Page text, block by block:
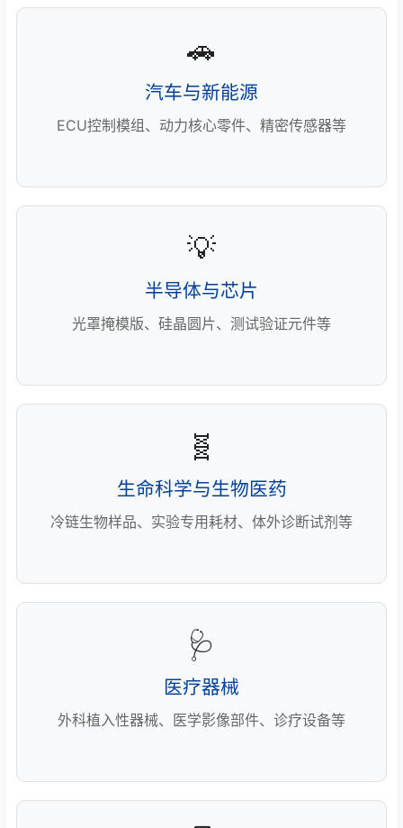
🚗
汽车与新能源
ECU控制模组、动力核心零件、精密传感器等
💡
半导体与芯片
光罩掩模版、硅晶圆片、测试验证元件等
🧬
生命科学与生物医药
冷链生物样品、实验专用耗材、体外诊断试剂等
🩺
医疗器械
外科植入性器械、医学影像部件、诊疗设备等